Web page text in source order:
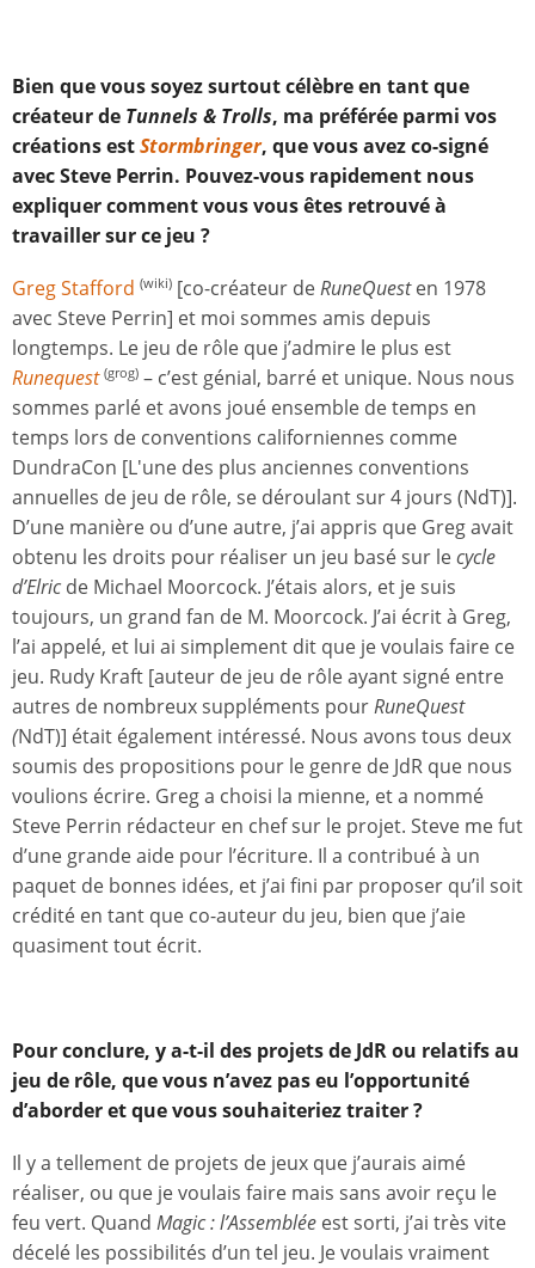
Bien que vous soyez surtout célèbre en tant que
créateur de Tunnels & Trolls, ma préférée parmi vos
créations estStormbringer, que vous avez co-signé
avec Steve Perrin. Pouvez-vous rapidement nous
expliquer comment vous vous êtes retrouvé à
travailler sur ce jeu ?
Greg Stafford (wiki) [co-créateur deRuneQuesten 1978
avec Steve Perrin] et moi sommes amis depuis
longtemps. Le jeu de rôle que j’admire le plus est
Runequest (grog) – c’est génial, barré et unique. Nous nous
sommes parlé et avons joué ensemble de temps en
temps lors de conventions californiennes comme
DundraCon [L'une des plus anciennes conventions
annuelles de jeu de rôle, se déroulant sur 4 jours (NdT)].
D’une manière ou d’une autre, j’ai appris que Greg avait
obtenu les droits pour réaliser un jeu basé sur lecycle
d’Elricde Michael Moorcock. J’étais alors, et je suis
toujours, un grand fan de M. Moorcock. J’ai écrit à Greg,
l’ai appelé, et lui ai simplement dit que je voulais faire ce
jeu. Rudy Kraft [auteur de jeu de rôle ayant signé entre
autres de nombreux suppléments pourRuneQuest
(NdT)] était également intéressé. Nous avons tous deux
soumis des propositions pour le genre de JdR que nous
voulions écrire. Greg a choisi la mienne, et a nommé
Steve Perrin rédacteur en chef sur le projet. Steve me fut
d’une grande aide pour l’écriture. Il a contribué à un
paquet de bonnes idées, et j’ai fini par proposer qu’il soit
crédité en tant que co-auteur du jeu, bien que j’aie
quasiment tout écrit.
Pour conclure, y a-t-il des projets de JdR ou relatifs au
jeu de rôle, que vous n’avez pas eu l’opportunité
d’aborder et que vous souhaiteriez traiter?
Il y a tellement de projets de jeux que j’aurais aimé
réaliser, ou que je voulais faire mais sans avoir reçu le
feu vert. Quand Magic : l’Assemblée est sorti, j’ai très vite
décelé les possibilités d’un tel jeu. Je voulais vraiment